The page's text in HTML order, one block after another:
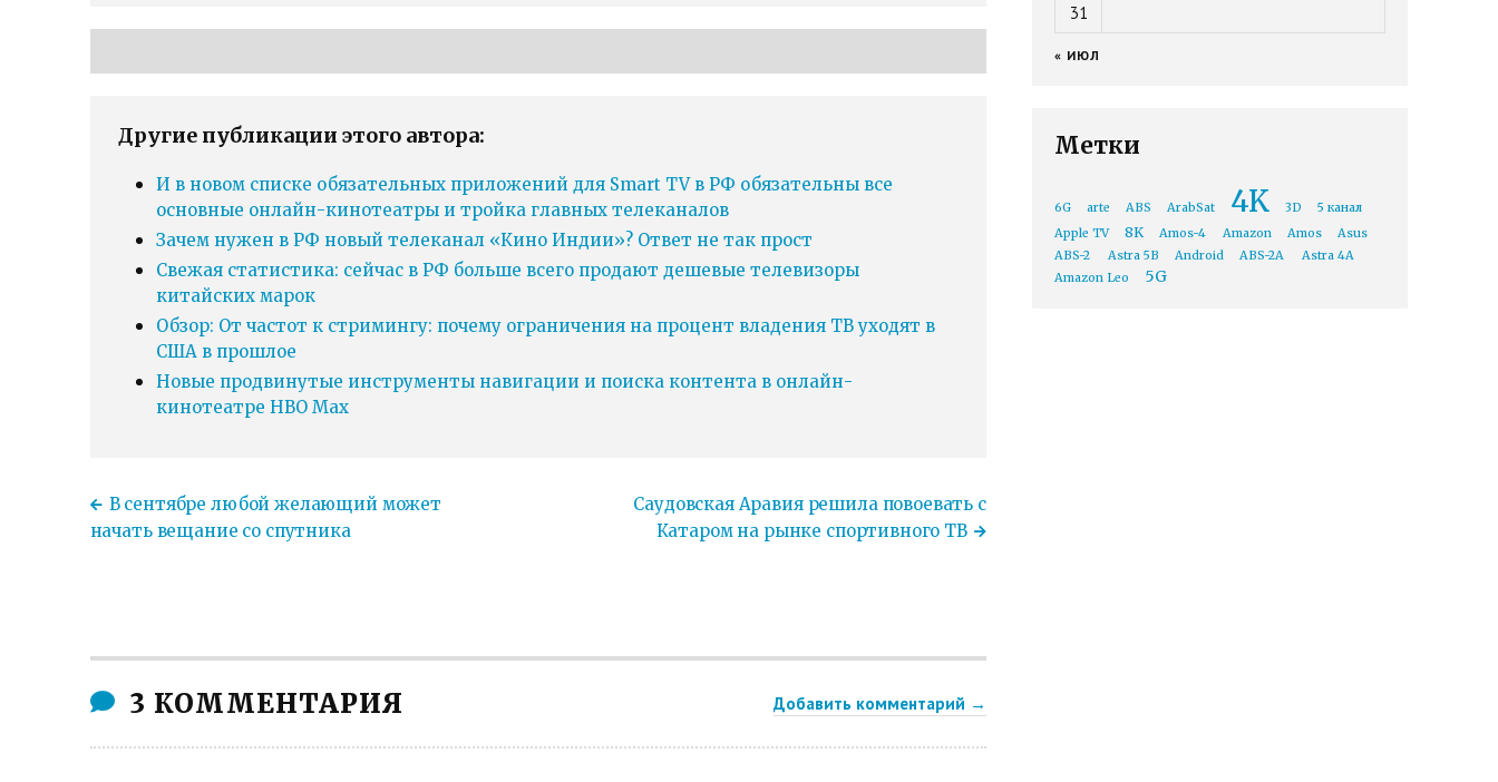
Другие публикации этого автора:
И в новом списке обязательных приложений для Smart TV в РФ обязательны все
основные онлайн-кинотеатры и тройка главных телеканалов
Зачем нужен в РФ новый телеканал «Кино Индии»? Ответ не так прост
Свежая статистика: сейчас в РФ больше всего продают дешевые телевизоры
китайских марок
Обзор: От частот к стримингу: почему ограничения на процент владения ТВ уходят в
США в прошлое
Новые продвинутые инструменты навигации и поиска контента в онлайн-
кинотеатре HBO Max
В сентябре любой желающий может
начать вещание со спутника
Саудовская Аравия решила повоевать с
Катаром на рынке спортивного ТВ
3 КОММЕНТАРИЯ Добавить комментарий →
31
« ИЮЛ
Метки
6G arte ABS ArabSat 4K 3D
5 канал
Apple TV
8K Amos-4 Amazon Amos
Asus
ABS-2
Astra 5B Android ABS-2A
Astra 4A
Amazon Leo
5G